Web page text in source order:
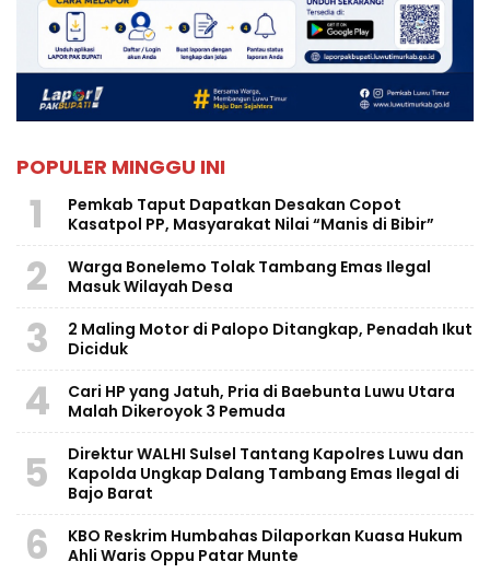
POPULER MINGGU INI
1
Pemkab Taput Dapatkan Desakan Copot
Kasatpol PP, Masyarakat Nilai “Manis di Bibir”
2
Warga Bonelemo Tolak Tambang Emas Ilegal
Masuk Wilayah Desa
3
2 Maling Motor di Palopo Ditangkap, Penadah Ikut
Diciduk
4
Cari HP yang Jatuh, Pria di Baebunta Luwu Utara
Malah Dikeroyok 3 Pemuda
5
Direktur WALHI Sulsel Tantang Kapolres Luwu dan
Kapolda Ungkap Dalang Tambang Emas Ilegal di
Bajo Barat
6
KBO Reskrim Humbahas Dilaporkan Kuasa Hukum
Ahli Waris Oppu Patar Munte